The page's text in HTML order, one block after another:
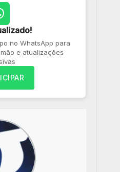
no WhatsApp para
e atualizações